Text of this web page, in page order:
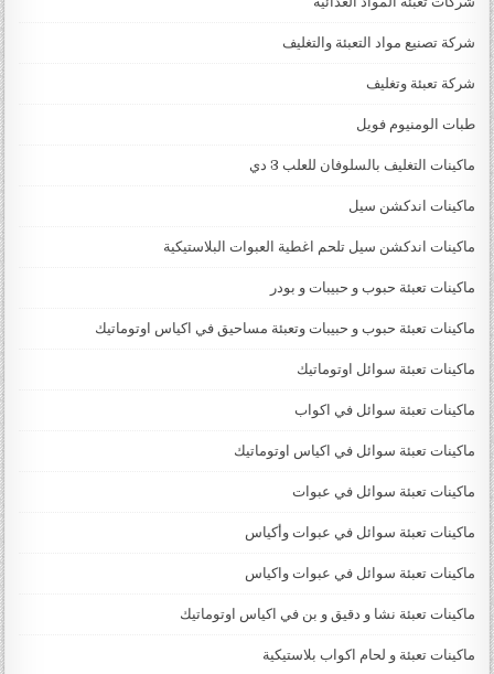
شركة تصنيع مواد التعبئة والتغليف
شركة تعبئة وتغليف
طبات الومنيوم فويل
ماكينات التغليف بالسلوفان للعلب 3 دي
ماكينات اندكشن سيل
ماكينات اندكشن سيل تلحم اغطية العبوات البلاستيكية
ماكينات تعبئة حبوب و حبيبات و بودر
ماكينات تعبئة حبوب و حبيبات وتعبئة مساحيق في اكياس اوتوماتيك
ماكينات تعبئة سوائل اوتوماتيك
ماكينات تعبئة سوائل في اكواب
ماكينات تعبئة سوائل في اكياس اوتوماتيك
ماكينات تعبئة سوائل في عبوات
ماكينات تعبئة سوائل في عبوات وأكياس
ماكينات تعبئة سوائل في عبوات واكياس
ماكينات تعبئة نشا و دقيق و بن في اكياس اوتوماتيك
ماكينات تعبئة و لحام اكواب بلاستيكية